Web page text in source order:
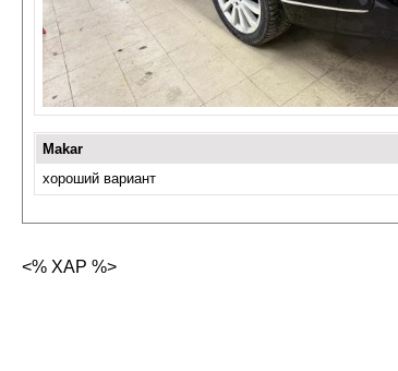
Makar
хороший вариант
<% XAP %>